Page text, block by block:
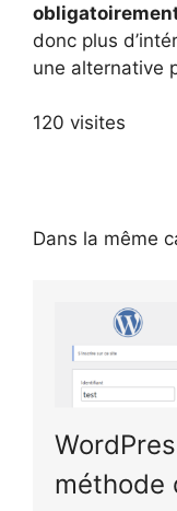
donc plus
une alternative
120 visites
Dans la même
méthode